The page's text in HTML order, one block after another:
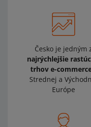
Česko je jedným
najrýchlejšie
trhov e-
Strednej a
Európe